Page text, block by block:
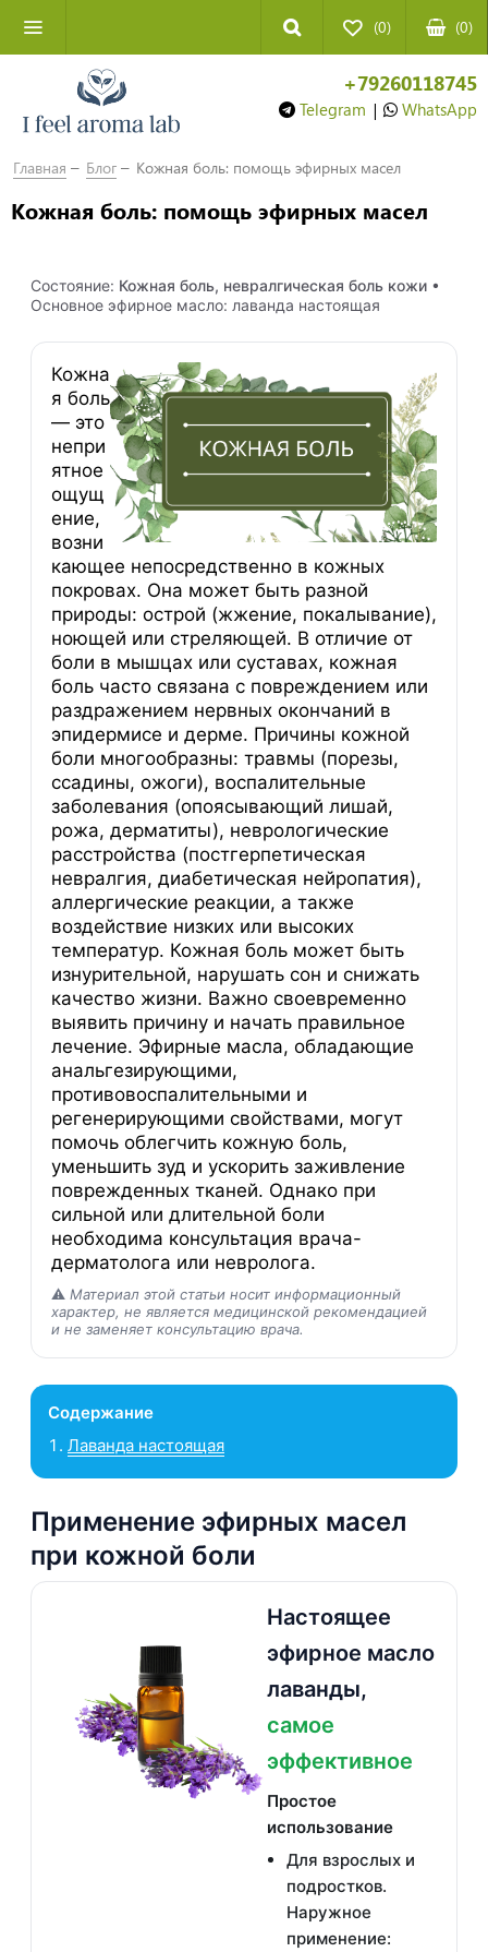
(0) (0)
+79260118745
Telegram | WhatsApp
Главная Блог Кожная боль: помощь эфирных масел
Кожная боль: помощь эфирных масел
Состояние: Кожная боль, невралгическая боль кожи •
Основное эфирное масло: лаванда настоящая
Кожна
я боль
— это
непри
ятное
ощущ
ение,
возни
кающее непосредственно в кожных
покровах. Она может быть разной
природы: острой (жжение, покалывание),
ноющей или стреляющей. В отличие от
боли в мышцах или суставах, кожная
боль часто связана с повреждением или
раздражением нервных окончаний в
эпидермисе и дерме. Причины кожной
боли многообразны: травмы (порезы,
ссадины, ожоги), воспалительные
заболевания (опоясывающий лишай,
рожа, дерматиты), неврологические
расстройства (постгерпетическая
невралгия, диабетическая нейропатия),
аллергические реакции, а также
воздействие низких или высоких
температур. Кожная боль может быть
изнурительной, нарушать сон и снижать
качество жизни. Важно своевременно
выявить причину и начать правильное
лечение. Эфирные масла, обладающие
анальгезирующими,
противовоспалительными и
регенерирующими свойствами, могут
помочь облегчить кожную боль,
уменьшить зуд и ускорить заживление
поврежденных тканей. Однако при
сильной или длительной боли
необходима консультация врача-
дерматолога или невролога.
⚠️ Материал этой статьи носит информационный
характер, не является медицинской рекомендацией
и не заменяет консультацию врача.
Содержание
Лаванда настоящая
Применение эфирных масел
при кожной боли
Настоящее
эфирное масло
лаванды,
самое
эффективное
Простое
использование
Для взрослых и
подростков.
Наружное
применение: